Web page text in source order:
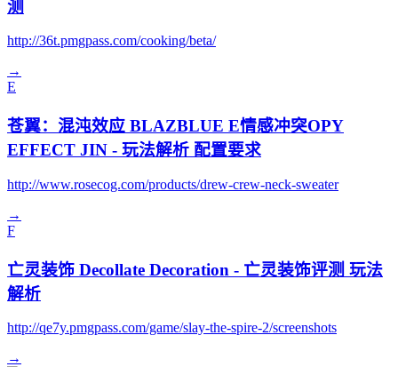
测
http://36t.pmgpass.com/cooking/beta/
→
E
苍翼：混沌效应 BLAZBLUE E情感冲突OPY
EFFECT JIN - 玩法解析 配置要求
http://www.rosecog.com/products/drew-crew-neck-sweater
→
F
亡灵装饰 Decollate Decoration - 亡灵装饰评测 玩法
解析
http://qe7y.pmgpass.com/game/slay-the-spire-2/screenshots
→